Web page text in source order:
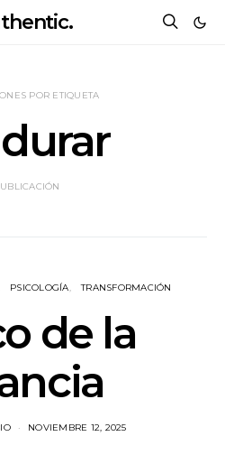
POR ETIQUETA
PSICOLOGÍA TRANSFORMACIÓN
de la
NOVIEMBRE 12, 2025